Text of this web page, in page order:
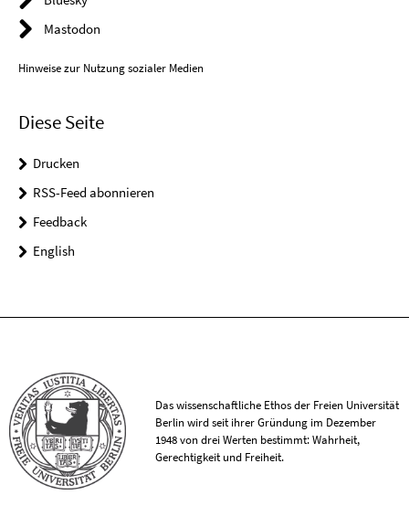
Mastodon
Hinweise zur Nutzung sozialer Medien
Diese Seite
Drucken
RSS-Feed abonnieren
Feedback
English
Das wissenschaftliche Ethos der Freien Universität
Berlin wird seit ihrer Gründung im Dezember
1948 von drei Werten bestimmt: Wahrheit,
Gerechtigkeit und Freiheit.